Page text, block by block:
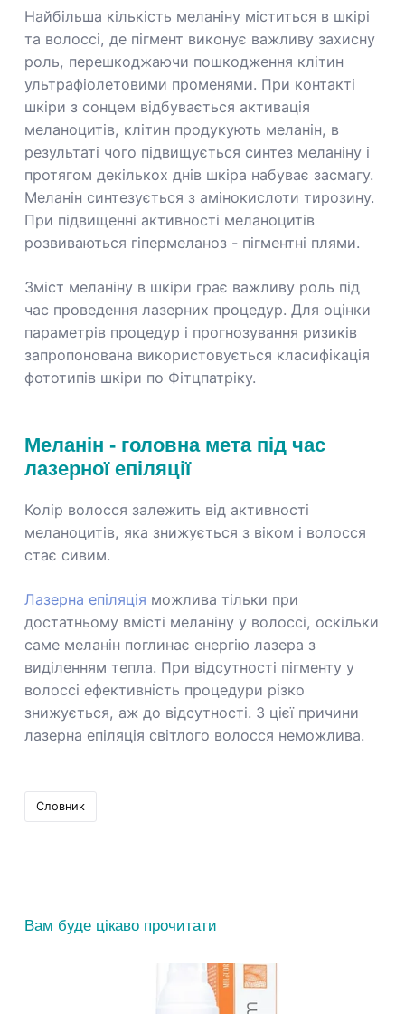
Найбільша кількість меланіну міститься в шкірі
та волоссі, де пігмент виконує важливу захисну
роль, перешкоджаючи пошкодження клітин
ультрафіолетовими променями. При контакті
шкіри з сонцем відбувається активація
меланоцитів, клітин продукують меланін, в
результаті чого підвищується синтез меланіну і
протягом декількох днів шкіра набуває засмагу.
Меланін синтезується з амінокислоти тирозину.
При підвищенні активності меланоцитів
розвиваються гіпермеланоз - пігментні плями.
Зміст меланіну в шкіри грає важливу роль під
час проведення лазерних процедур. Для оцінки
параметрів процедур і прогнозування ризиків
запропонована використовується класифікація
фототипів шкіри по Фітцпатріку.
Меланін - головна мета під час
лазерної епіляції
Колір волосся залежить від активності
меланоцитів, яка знижується з віком і волосся
стає сивим.
Лазерна епіляція можлива тільки при
достатньому вмісті меланіну у волоссі, оскільки
саме меланін поглинає енергію лазера з
виділенням тепла. При відсутності пігменту у
волоссі ефективність процедури різко
знижується, аж до відсутності. З цієї причини
лазерна епіляція світлого волосся неможлива.
Словник
Вам буде цікаво прочитати